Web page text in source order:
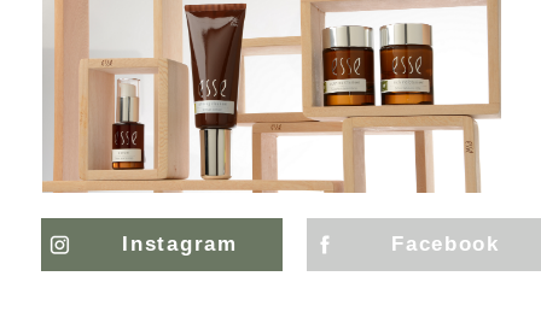
Instagram Facebook